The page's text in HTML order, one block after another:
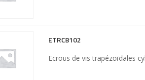
ETRCB102
Ecrous de vis trapézoïdales